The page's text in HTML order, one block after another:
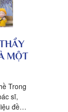
MỘT
Trong
sĩ,
đều